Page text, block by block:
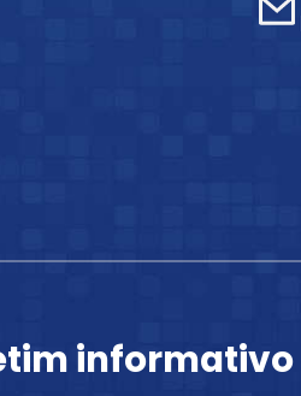
informativo